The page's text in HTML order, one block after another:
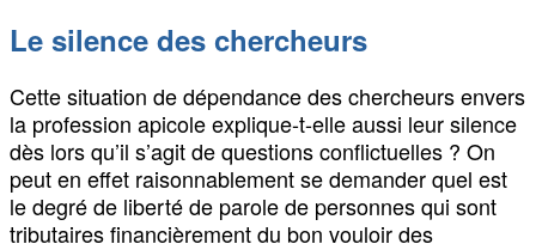
Le silence des chercheurs
Cette situation de dépendance des chercheurs envers
la profession apicole explique-t-elle aussi leur silence
dès lors qu’il s’agit de questions conflictuelles ? On
peut en effet raisonnablement se demander quel est
le degré de liberté de parole de personnes qui sont
tributaires financièrement du bon vouloir des